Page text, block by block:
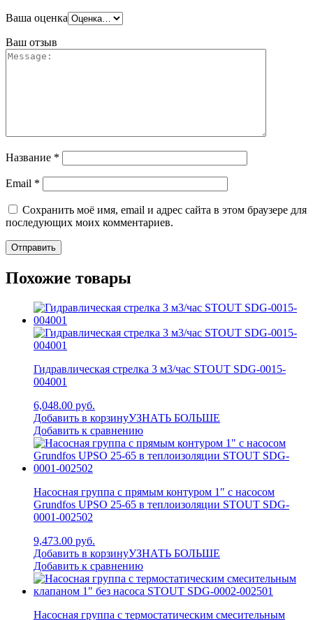
Ваша оценка
Ваш отзыв
Название *
Email *
Сохранить моё имя, email и адрес сайта в этом браузере для
последующих моих комментариев.
Похожие товары
Гидравлическая стрелка 3 м3/час STOUT SDG-0015-
004001
6,048.00 руб.
Добавить в корзинуУЗНАТЬ БОЛЬШЕ
Добавить к сравнению
Насосная группа с прямым контуром 1″ с насосом
Grundfos UPSO 25-65 в теплоизоляции STOUT SDG-
0001-002502
9,473.00 руб.
Добавить в корзинуУЗНАТЬ БОЛЬШЕ
Добавить к сравнению
Насосная группа с термостатическим смесительным